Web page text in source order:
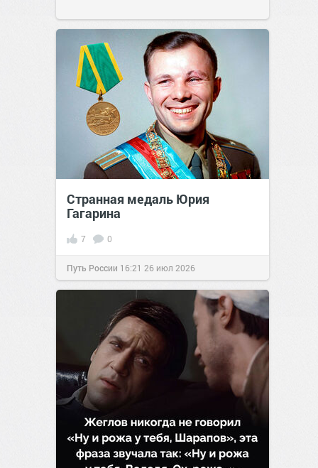
Странная медаль Юрия
Гагарина
7 0
Путь России 16:21 26 июл 2026